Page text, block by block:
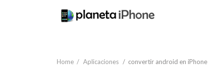
Home / Aplicaciones / convertir android en iPhone